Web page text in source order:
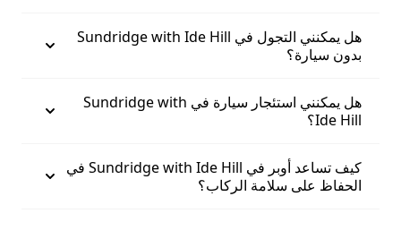
هل يمكنني التجول في Sundridge with Ide Hill
بدون سيارة؟
هل يمكنني استئجار سيارة في Sundridge with
Ide Hill؟
كيف تساعد أوبر في Sundridge with Ide Hill في
الحفاظ على سلامة الركاب؟